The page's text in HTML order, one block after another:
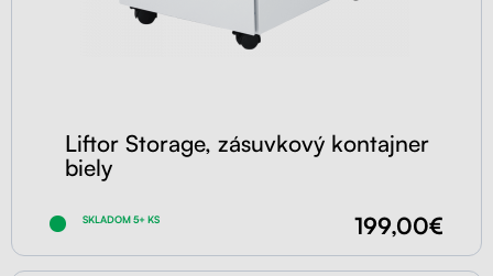
Liftor Storage, zásuvkový kontajner
biely
SKLADOM 5+ KS 199,00€